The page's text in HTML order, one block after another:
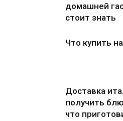
домашней
стоит знать
Что купить
Доставка
получить
что